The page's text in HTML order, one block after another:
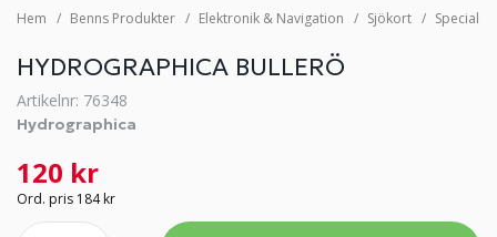
Hem Benns Produkter Elektronik & Navigation Sjökort
HYDROGRAPHICA BULLERÖ
Artikelnr: 76348
Hydrographica
120 kr
Ord. pris 184 kr